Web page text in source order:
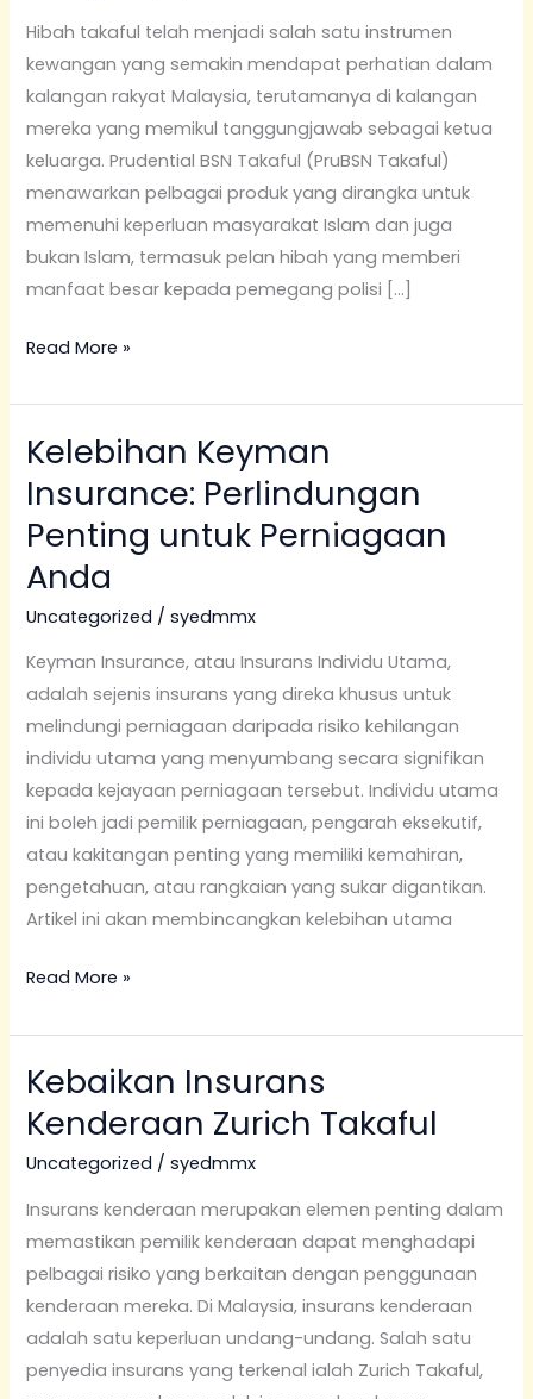
Hibah takaful telah menjadi salah satu instrumen
kewangan yang semakin mendapat perhatian dalam
kalangan rakyat Malaysia, terutamanya di kalangan
mereka yang memikul tanggungjawab sebagai ketua
keluarga. Prudential BSN Takaful (PruBSN Takaful)
menawarkan pelbagai produk yang dirangka untuk
memenuhi keperluan masyarakat Islam dan juga
bukan Islam, termasuk pelan hibah yang memberi
manfaat besar kepada pemegang polisi […]
Terutama
untuk
Ketua
Keluarga
Read More »
Kelebihan Keyman
Insurance: Perlindungan
Penting untuk Perniagaan
Anda
Uncategorized /syedmmx
Keyman Insurance, atau Insurans Individu Utama,
adalah sejenis insurans yang direka khusus untuk
melindungi perniagaan daripada risiko kehilangan
individu utama yang menyumbang secara signifikan
kepada kejayaan perniagaan tersebut. Individu utama
ini boleh jadi pemilik perniagaan, pengarah eksekutif,
atau kakitangan penting yang memiliki kemahiran,
pengetahuan, atau rangkaian yang sukar digantikan.
Artikel ini akan membincangkan kelebihan utama
Kelebihan
Keyman
Insurance:
Perlindungan
Penting
untuk
Anda
Read More »
Kebaikan Insurans
Kenderaan Zurich Takaful
Uncategorized /syedmmx
Insurans kenderaan merupakan elemen penting dalam
memastikan pemilik kenderaan dapat menghadapi
pelbagai risiko yang berkaitan dengan penggunaan
kenderaan mereka. Di Malaysia, insurans kenderaan
adalah satu keperluan undang-undang. Salah satu
penyedia insurans yang terkenal ialah Zurich Takaful,
Kebaikan
Insurans
Kenderaan
Zurich
Takaful